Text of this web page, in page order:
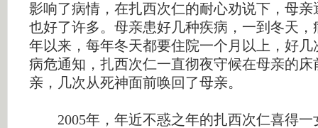
影响了病情，在扎西次仁的耐心劝说下，母
也好了许多。母亲患好几种疾病，一到冬天，
年以来，每年冬天都要住院一个月以上，好
病危通知，扎西次仁一直彻夜守候在母亲的
亲，几次从死神面前唤回了母亲。
2005年，年近不惑之年的扎西次仁喜得一